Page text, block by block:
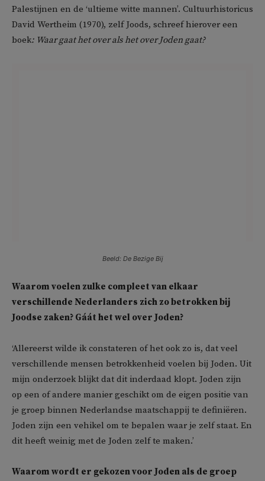
Palestijnen en de ‘ultieme witte mannen’. Cultuurhistoricus
David Wertheim (1970), zelf Joods, schreef hierover een
boek: Waar gaat het over als het over Joden gaat?
Beeld: De Bezige Bij
Waarom voelen zulke compleet van elkaar
verschillende Nederlanders zich zo betrokken bij
Joodse zaken? Gáát het wel over Joden?
‘Allereerst wilde ik constateren of het ook zo is, dat veel
verschillende mensen betrokkenheid voelen bij Joden. Uit
mijn onderzoek blijkt dat dit inderdaad klopt. Joden zijn
op een of andere manier geschikt om de eigen positie van
je groep binnen Nederlandse maatschappij te definiëren.
Joden zijn een vehikel om te bepalen waar je zelf staat. En
dit heeft weinig met de Joden zelf te maken.’
Waarom wordt er gekozen voor Joden als de groep